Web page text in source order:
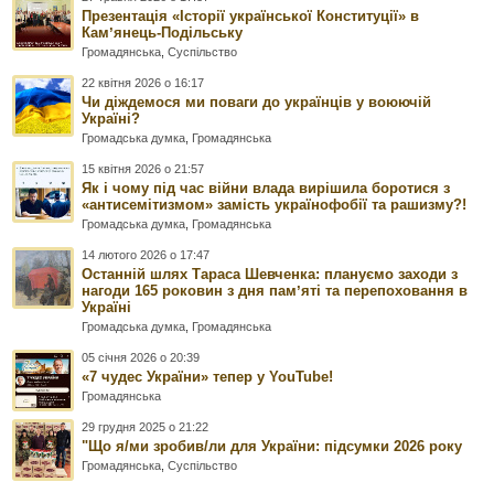
Презентація «Історії української Конституції» в
Камʼянець-Подільську
Громадянська ,Суспільство
22 квітня 2026 о 16:17
Чи діждемося ми поваги до українців у воюючій
Україні?
Громадська думка Громадянська
15 квітня 2026 о 21:57
Як і чому під час війни влада вирішила боротися з
«антисемітизмом» замість українофобії та рашизму?!
Громадська думка Громадянська
14 лютого 2026 о 17:47
Останній шлях Тараса Шевченка: плануємо заходи з
нагоди 165 роковин з дня памʼяті та перепоховання в
Україні
Громадська думка Громадянська
05 січня 2026 о 20:39
«7 чудес України» тепер у YouTube!
Громадянська
29 грудня 2025 о 21:22
"Що я/ми зробив/ли для України: підсумки 2026 року
Громадянська ,Суспільство